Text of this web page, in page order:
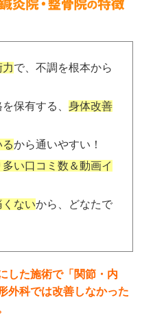
で、不調を根本から
を保有する、身体改善
るから通いやすい！
多い口コミ数＆動画イ
くないから、どなたで
した施術で「関節・内
外科では改善しなかった